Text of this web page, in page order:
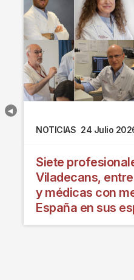
NOTICIAS 24 Julio
Siete
Viladecans,
y médicas con
España en sus